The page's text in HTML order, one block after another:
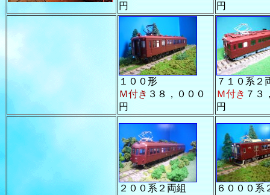
円
円
１００形
Ｍ付き ３８，０００
円
７１０系
Ｍ付き ７３
円
２００系２両組
６０００系